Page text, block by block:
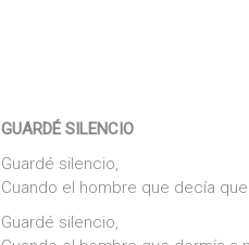
GUARDÉ SILENCIO
Guardé silencio,
Cuando el hombre que decía
Guardé silencio,